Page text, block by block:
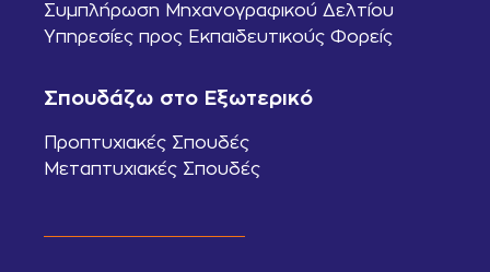
Συμπλήρωση Μηχανογραφικού Δελτίου
Υπηρεσίες προς Εκπαιδευτικούς Φορείς
Σπουδάζω στο Εξωτερικό
Προπτυχιακές Σπουδές
Μεταπτυχιακές Σπουδές